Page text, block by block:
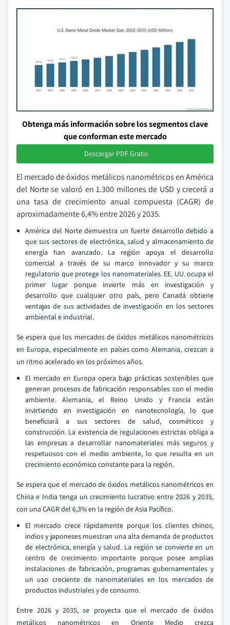
Obtenga más información sobre los segmentos clave
que conforman este mercado
Descargar PDF Gratis
El mercado de óxidos metálicos nanométricos en América
del Norte se valoró en 1.300 millones de USD y crecerá a
una tasa de crecimiento anual compuesta (CAGR) de
aproximadamente 6,4% entre 2026 y 2035.
América del Norte demuestra un fuerte desarrollo debido a
que sus sectores de electrónica, salud y almacenamiento de
energía han avanzado. La región apoya el desarrollo
comercial a través de su marco innovador y su marco
regulatorio que protege los nanomateriales. EE. UU. ocupa el
primer lugar porque invierte más en investigación y
desarrollo que cualquier otro país, pero Canadá obtiene
ventajas de sus actividades de investigación en los sectores
ambiental e industrial.
Se espera que los mercados de óxidos metálicos nanométricos
en Europa, especialmente en países como Alemania, crezcan a
un ritmo acelerado en los próximos años.
El mercado en Europa opera bajo prácticas sostenibles que
generan procesos de fabricación responsables con el medio
ambiente. Alemania, el Reino Unido y Francia están
invirtiendo en investigación en nanotecnología, lo que
beneficiará a sus sectores de salud, cosméticos y
construcción. La existencia de regulaciones estrictas obliga a
las empresas a desarrollar nanomateriales más seguros y
respetuosos con el medio ambiente, lo que resulta en un
crecimiento económico constante para la región.
Se espera que el mercado de óxidos metálicos nanométricos en
China e India tenga un crecimiento lucrativo entre 2026 y 2035,
con una CAGR del 6,3% en la región de Asia Pacífico.
El mercado crece rápidamente porque los clientes chinos,
indios y japoneses muestran una alta demanda de productos
de electrónica, energía y salud. La región se convierte en un
centro de crecimiento importante porque posee amplias
instalaciones de fabricación, programas gubernamentales y
un uso creciente de nanomateriales en los mercados de
productos industriales y de consumo.
Entre 2026 y 2035, se proyecta que el mercado de óxidos
metálicos nanométricos en Oriente Medio crezca